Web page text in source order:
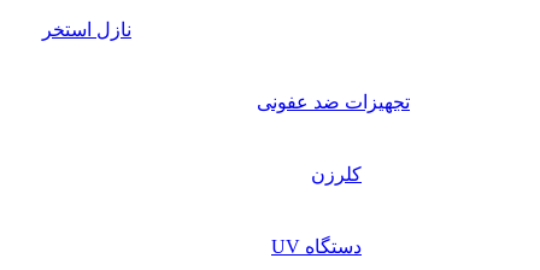
نازل استخر
تجهیزات ضد عفونی
کلرزن
دستگاه UV